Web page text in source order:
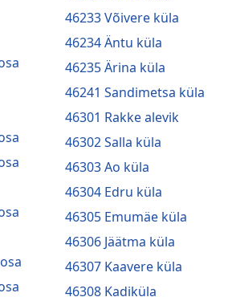
46233 Võivere küla
46234 Äntu küla
46235 Ärina küla
46241 Sandimetsa küla
46301 Rakke alevik
46302 Salla küla
46303 Ao küla
46304 Edru küla
46305 Emumäe küla
46306 Jäätma küla
46307 Kaavere küla
46308 Kadiküla